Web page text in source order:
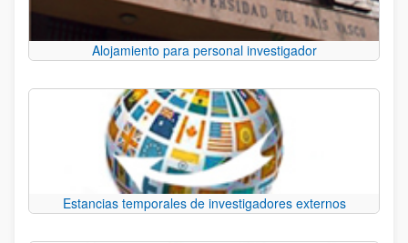
Alojamiento para personal investigador
Estancias temporales de investigadores externos